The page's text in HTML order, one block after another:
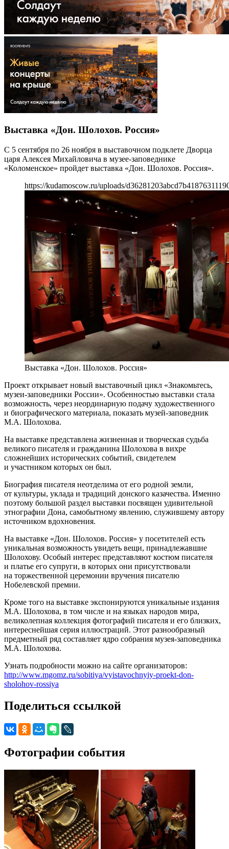
Выставка «Дон. Шолохов. Россия»
С 5 сентября по 26 ноября в выставочном подклете Дворца
царя Алексея Михайловича в музее-заповеднике
«Коломенское» пройдет выставка «Дон. Шолохов. Россия».
https://kudamoscow.ru/uploads/
Выставка «Дон. Шолохов. Россия»
Проект открывает новый выставочный цикл «Знакомьтесь,
музеи-заповедники России». Особенностью выставки стала
возможность, через неординарную подачу художественного
и биографического материала, показать музей-заповедник
М.А. Шолохова.
На выставке представлена жизненная и творческая судьба
великого писателя и гражданина Шолохова в вихре
сложнейших исторических событий, свидетелем
и участником которых он был.
Биография писателя неотделима от его родной земли,
от культуры, уклада и традиций донского казачества. Именно
поэтому большой раздел выставки посвящен удивительной
этнографии Дона, самобытному явлению, служившему автору
источником вдохновения.
На выставке «Дон. Шолохов. Россия» у посетителей есть
уникальная возможность увидеть вещи, принадлежавшие
Шолохову. Особый интерес представляют костюм писателя
и платье его супруги, в которых они присутствовали
на торжественной церемонии вручения писателю
Нобелевской премии.
Кроме того на выставке экспонируются уникальные издания
М.А. Шолохова, в том числе и на языках народов мира,
великолепная коллекция фотографий писателя и его близких,
интереснейшая серия иллюстраций. Этот разнообразный
предметный ряд составляет ядро собрания музея-заповедника
М.А. Шолохова.
Узнать подробности можно на сайте организаторов:
http://www.mgomz.ru/sobitiya/vyistavochnyiy-proekt-don-
sholohov-rossiya
Поделиться ссылкой
Фотографии события